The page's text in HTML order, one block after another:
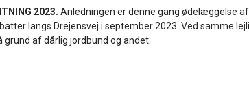
2023. Anledningen er denne gang ødelæggelse
langs Drejensvej i september 2023. Ved samme
grund af dårlig jordbund og andet.